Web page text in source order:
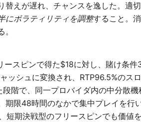
えが遅れ、チャンスを逸した。適切
にボラティリティを調整すること。
スピンで得た$18に対し、賭け条件
ッシュに変換され、RTP96.5%のス
階で、同一プロバイダ内の中分散機
期限48時間のなかで集中プレイを行
短期決戦型のフリースピンでも価値